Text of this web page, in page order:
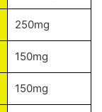
250mg
150mg
150mg